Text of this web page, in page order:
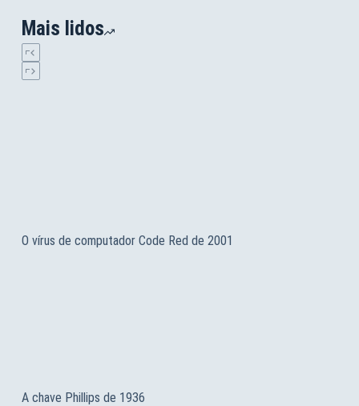
Mais lidos
O vírus de computador Code Red de 2001
A chave Phillips de 1936